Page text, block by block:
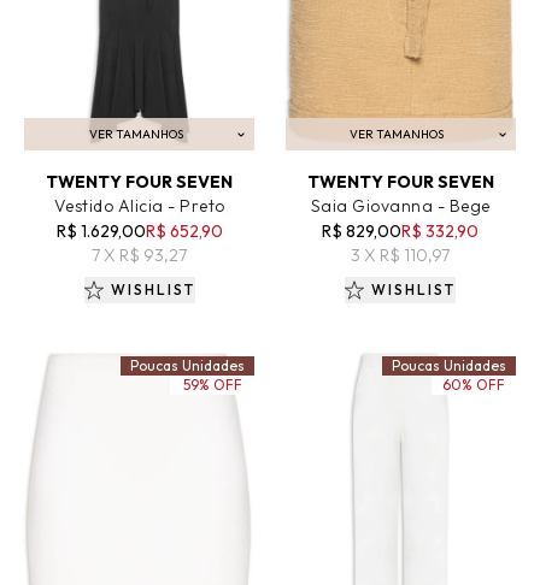
VER TAMANHOS
ADICIONAR AO CARRINHO
TWENTY FOUR SEVEN
Vestido Alicia - Preto
R$ 1.629,00R$ 652,90
7 X R$ 93,27
WISHLIST
VER TAMANHOS
ADICIONAR AO CARRINHO
TWENTY FOUR SEVEN
Saia Giovanna - Bege
R$ 829,00R$ 332,90
3 X R$ 110,97
WISHLIST
Poucas Unidades
59% OFF
Poucas Unidades
60% OFF